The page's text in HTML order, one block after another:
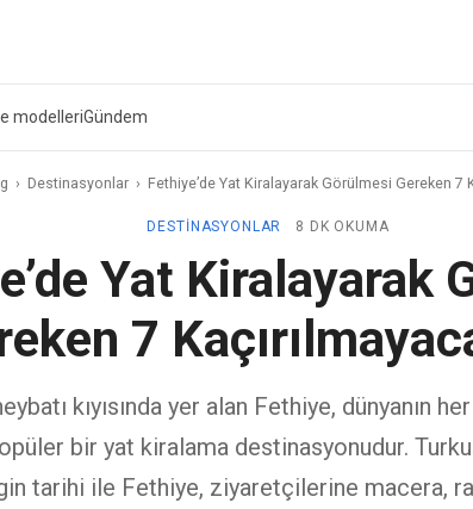
modelleriGündem
› Destinasyonlar › Fethiye’de Yat Kiralayarak Görülmesi Gereken 7
DESTINASYONLAR 8 DK OKUMA
Yat Kiralayarak
7
kıyısında yer alan Fethiye, dünyanın
bir yat kiralama destinasyonudur.
tarihi ile Fethiye, ziyaretçilerine macera,